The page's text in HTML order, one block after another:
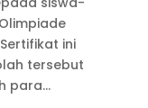
ini
tersebut
para...